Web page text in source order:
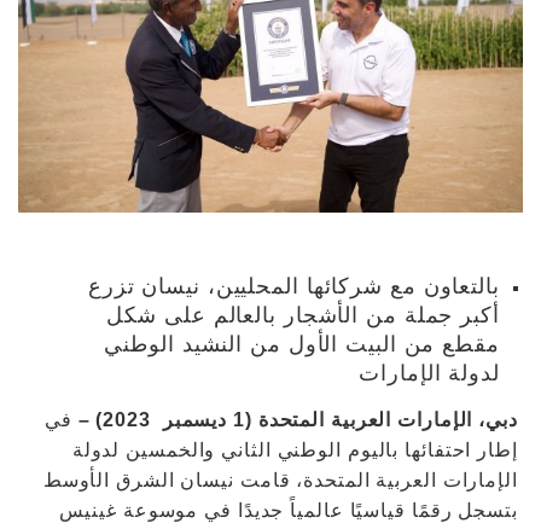
بالتعاون مع شركائها المحليين، نيسان تزرع
أكبر جملة من الأشجار بالعالم على شكل
مقطع من البيت الأول من النشيد الوطني
لدولة الإمارات
دبي، الإمارات العربية المتحدة (1 ديسمبر 2023) –
في
إطار احتفائها باليوم الوطني الثاني والخمسين لدولة
الإمارات العربية المتحدة، قامت نيسان الشرق الأوسط
بتسجل رقمًا قياسيًا عالمياً جديدًا في موسوعة غينيس